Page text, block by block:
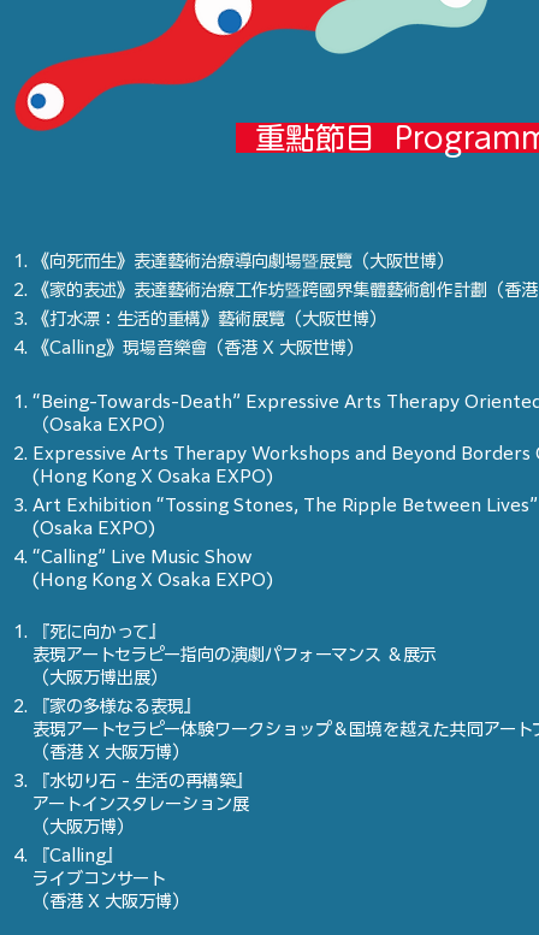
重點節目
《向死而生》表達藝術治療導向劇場暨展覽（大阪世博）
《家的表述》表達藝術治療工作坊暨跨國界集體藝術創作計劃（香
《打水漂：生活的重構》藝術展覽（大阪世博）
《Calling》現場音樂會（香港 X 大阪世博）
“Being-Towards-Death” Expressive Arts Therapy
（Osaka EXPO）
Expressive Arts Therapy Workshops and Beyond
(Hong Kong X Osaka EXPO)
Art Exhibition “Tossing Stones, The Ripple Between Lives”
(Osaka EXPO)
“Calling” Live Music Show
(Hong Kong X Osaka EXPO)
『死に向かって』
表現アートセラピー指向の演劇パフォーマンス ＆展示
（大阪万博出展）
『家の多様なる表現』
表現アートセラピー体験ワークショップ＆国境を越えた共同アート
（香港 X 大阪万博）
『水切り石 - 生活の再構築』
アートインスタレーション展
（大阪万博）
『Calling』
ライブコンサート
（香港 X 大阪万博）